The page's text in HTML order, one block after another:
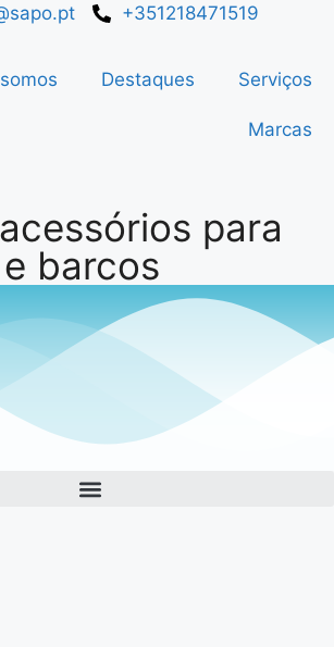
+351218471519
Destaques Serviços
Marcas
para
barcos